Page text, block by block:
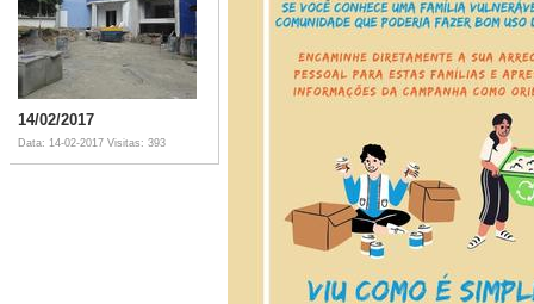
14/02/2017
Data: 14-02-2017 Visitas: 393